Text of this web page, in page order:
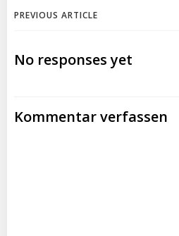
Post
navigation
PREVIOUS ARTICLE
No responses yet
Kommentar verfassen